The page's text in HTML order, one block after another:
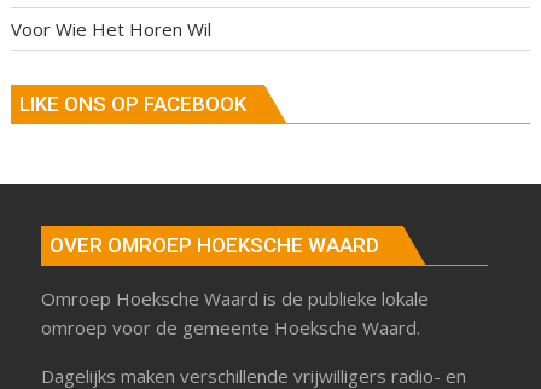
Voor Wie Het Horen Wil
LIKE ONS OP FACEBOOK
OVER OMROEP HOEKSCHE WAARD
Omroep Hoeksche Waard is de publieke lokale
omroep voor de gemeente Hoeksche Waard.
Dagelijks maken verschillende vrijwilligers radio- en